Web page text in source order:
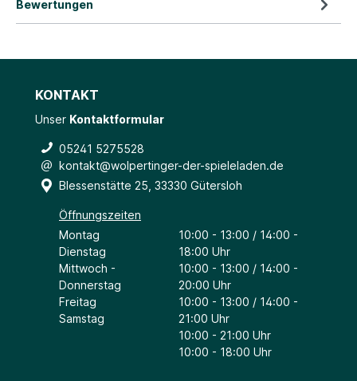
Bewertungen
KONTAKT
Unser Kontaktformular
05241 5275528
kontakt@wolpertinger-der-spieleladen.de
Blessenstätte 25, 33330 Gütersloh
Öffnungszeiten
Montag
Dienstag
Mittwoch -
Donnerstag
Freitag
Samstag
10:00 - 13:00 / 14:00 -
18:00 Uhr
10:00 - 13:00 / 14:00 -
20:00 Uhr
10:00 - 13:00 / 14:00 -
21:00 Uhr
10:00 - 21:00 Uhr
10:00 - 18:00 Uhr